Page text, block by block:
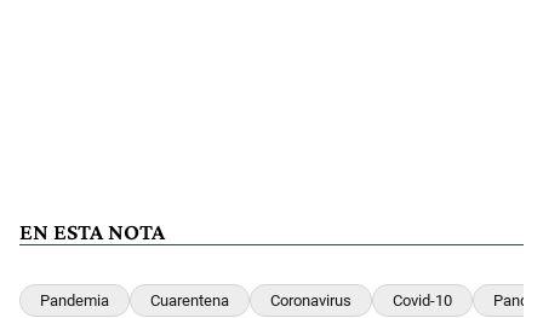
EN ESTA NOTA
Pandemia Cuarentena Coronavirus Covid-10